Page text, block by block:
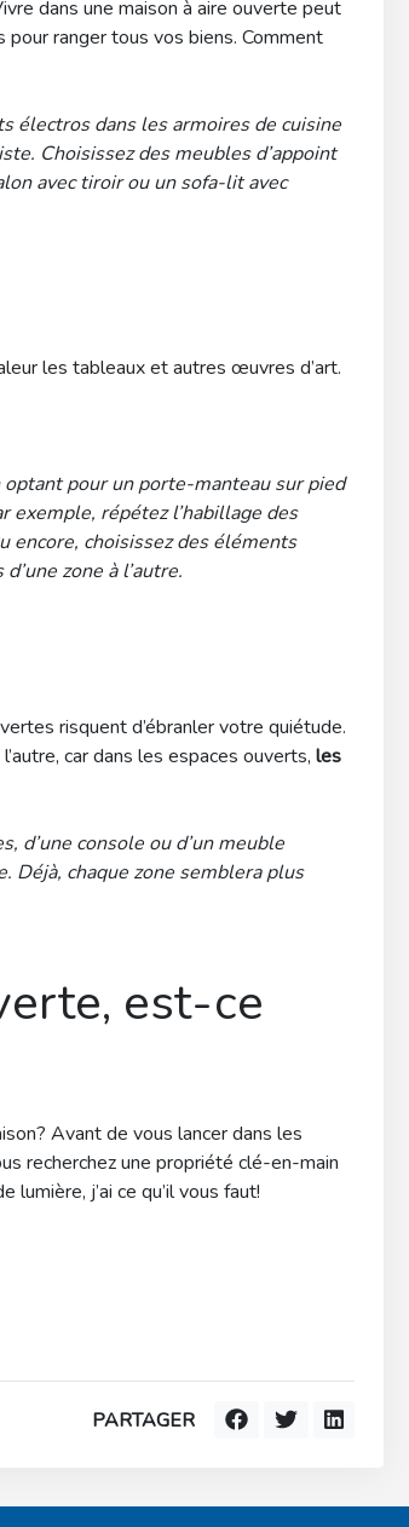
dans une maison à aire ouverte peut
pour ranger tous vos biens. Comment
électros dans les armoires de cuisine
Choisissez des meubles d’appoint
avec tiroir ou un sofa-lit avec
les tableaux et autres œuvres d’art.
optant pour un porte-manteau sur pied
exemple, répétez l’habillage des
encore, choisissez des éléments
zone à l’autre.
risquent d’ébranler votre quiétude.
car dans les espaces ouverts, les
d’une console ou d’un meuble
Déjà, chaque zone semblera plus
est-ce
Avant de vous lancer dans les
recherchez une propriété clé-en-main
j’ai ce qu’il vous faut!
PARTAGER